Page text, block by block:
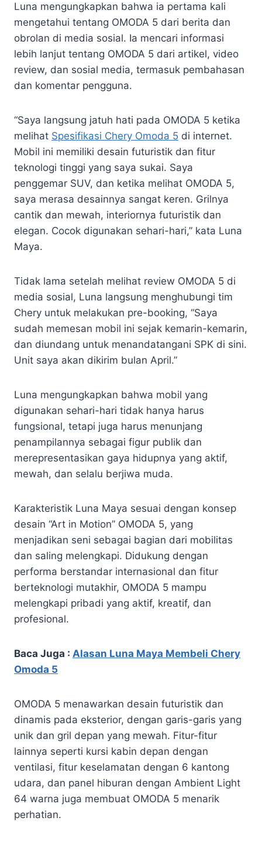
Luna mengungkapkan bahwa ia pertama kali
mengetahui tentang OMODA 5 dari berita dan
obrolan di media sosial. Ia mencari informasi
lebih lanjut tentang OMODA 5 dari artikel, video
review, dan sosial media, termasuk pembahasan
dan komentar pengguna.
“Saya langsung jatuh hati pada OMODA 5 ketika
melihat Spesifikasi Chery Omoda 5 di internet.
Mobil ini memiliki desain futuristik dan fitur
teknologi tinggi yang saya sukai. Saya
penggemar SUV, dan ketika melihat OMODA 5,
saya merasa desainnya sangat keren. Grilnya
cantik dan mewah, interiornya futuristik dan
elegan. Cocok digunakan sehari-hari,” kata Luna
Maya.
Tidak lama setelah melihat review OMODA 5 di
media sosial, Luna langsung menghubungi tim
Chery untuk melakukan pre-booking, “Saya
sudah memesan mobil ini sejak kemarin-kemarin,
dan diundang untuk menandatangani SPK di sini.
Unit saya akan dikirim bulan April.”
Luna mengungkapkan bahwa mobil yang
digunakan sehari-hari tidak hanya harus
fungsional, tetapi juga harus menunjang
penampilannya sebagai figur publik dan
merepresentasikan gaya hidupnya yang aktif,
mewah, dan selalu berjiwa muda.
Karakteristik Luna Maya sesuai dengan konsep
desain “Art in Motion” OMODA 5, yang
menjadikan seni sebagai bagian dari mobilitas
dan saling melengkapi. Didukung dengan
performa berstandar internasional dan fitur
berteknologi mutakhir, OMODA 5 mampu
melengkapi pribadi yang aktif, kreatif, dan
profesional.
Baca Juga : Alasan Luna Maya Membeli Chery
Omoda 5
OMODA 5 menawarkan desain futuristik dan
dinamis pada eksterior, dengan garis-garis yang
unik dan gril depan yang mewah. Fitur-fitur
lainnya seperti kursi kabin depan dengan
ventilasi, fitur keselamatan dengan 6 kantong
udara, dan panel hiburan dengan Ambient Light
64 warna juga membuat OMODA 5 menarik
perhatian.